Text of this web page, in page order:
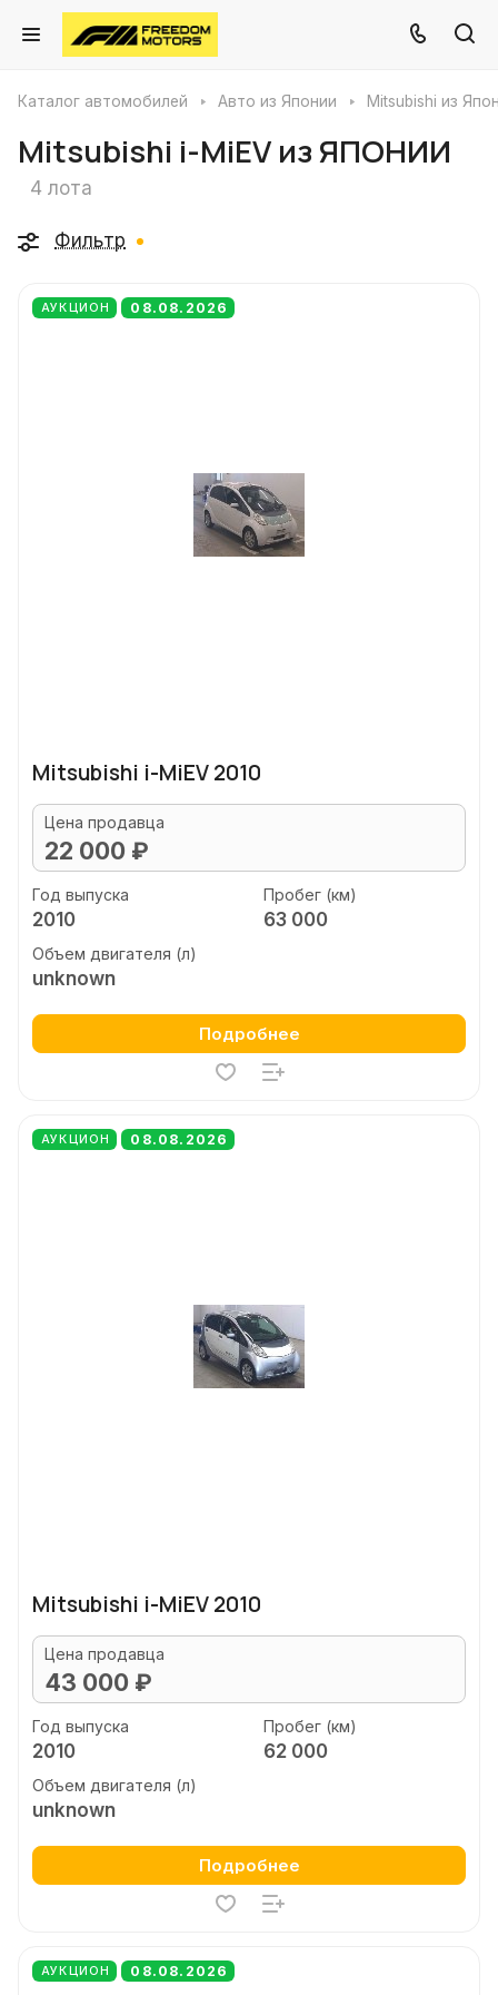
Каталог автомобилей Авто из Японии Mitsubishi из
Mitsubishi i-MiEV из ЯПОНИИ
4 лота
Фильтр
АУКЦИОН 08.08.2026
Mitsubishi i-MiEV 2010
Цена продавца
22 000 ₽
Год выпуска
2010
Пробег (км)
63 000
Объем двигателя (л)
unknown
Подробнее
АУКЦИОН 08.08.2026
Mitsubishi i-MiEV 2010
Цена продавца
43 000 ₽
Год выпуска
2010
Пробег (км)
62 000
Объем двигателя (л)
unknown
Подробнее
АУКЦИОН 08.08.2026